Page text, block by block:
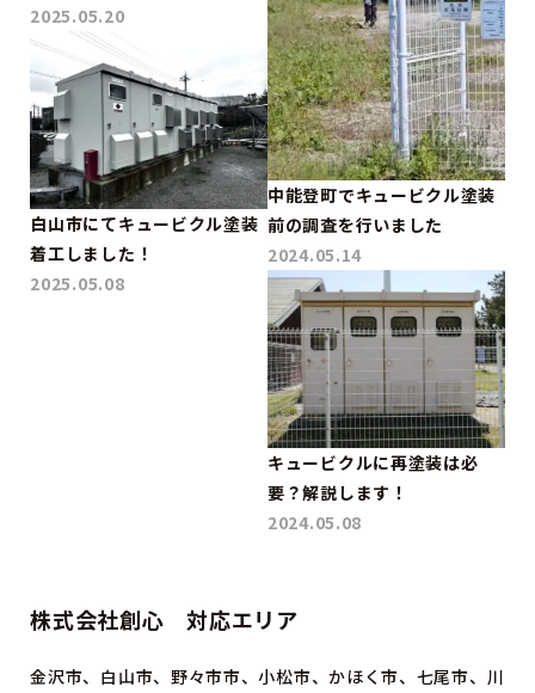
2025.05.20
白山市にてキュービクル塗装
着工しました！
2025.05.08
中能登町でキュービクル塗装
前の調査を行いました
2024.05.14
キュービクルに再塗装は必
要？解説します！
2024.05.08
株式会社創心 対応エリア
金沢市、白山市、野々市市、小松市、かほく市、七尾市、川